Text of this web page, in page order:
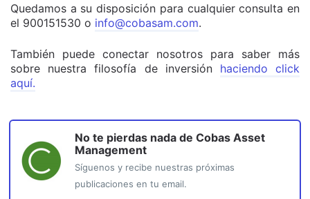
Quedamos a su disposición para cualquier consulta en
el 900151530 o info@cobasam.com.
También puede conectar nosotros para saber más
sobre nuestra filosofía de inversión haciendo click
aquí.
No te pierdas nada de Cobas Asset
Management
Síguenos y recibe nuestras próximas
publicaciones en tu email.